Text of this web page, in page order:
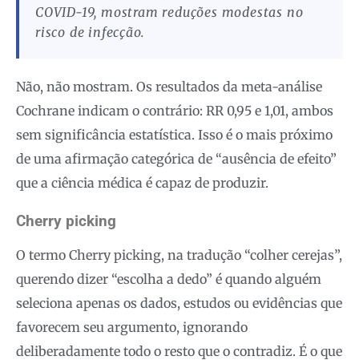
COVID-19, mostram reduções modestas no
risco de infecção.
Não, não mostram. Os resultados da meta-análise
Cochrane indicam o contrário: RR 0,95 e 1,01, ambos
sem significância estatística. Isso é o mais próximo
de uma afirmação categórica de “ausência de efeito”
que a ciência médica é capaz de produzir.
Cherry picking
O termo Cherry picking, na tradução “colher cerejas”,
querendo dizer “escolha a dedo” é quando alguém
seleciona apenas os dados, estudos ou evidências que
favorecem seu argumento, ignorando
deliberadamente todo o resto que o contradiz. É o que